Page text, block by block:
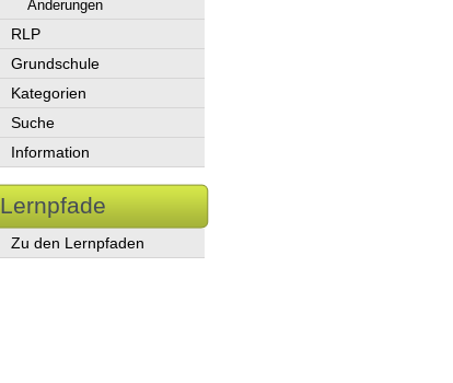
Änderungen
RLP
Grundschule
Kategorien
Suche
Information
Lernpfade
Zu den Lernpfaden